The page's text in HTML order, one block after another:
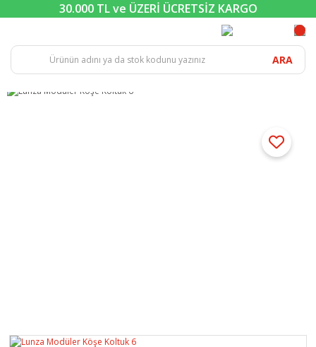
30.000 TL ve ÜZERİ ÜCRETSİZ KARGO
ARA